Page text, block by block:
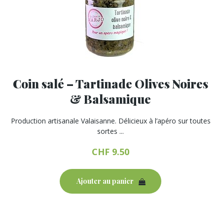
Coin salé – Tartinade Olives Noires
& Balsamique
Production artisanale Valaisanne. Délicieux à l’apéro sur toutes
sortes ...
CHF 9.50
Ajouter au panier